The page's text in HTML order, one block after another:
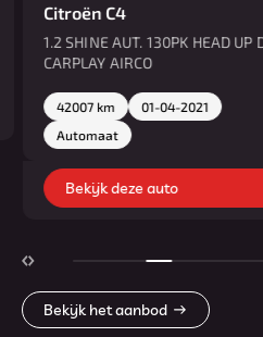
Citroën C4
1.2 SHINE AUT. 130PK HEAD UP
CARPLAY AIRCO
42007 km
01-04-2021
Automaat
Bekijk deze auto
Bekijk het aanbod